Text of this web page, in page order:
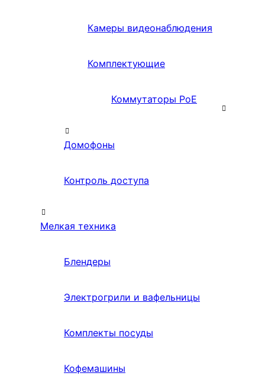
Камеры видеонаблюдения
Комплектующие
Коммутаторы PoE
Домофоны
Контроль доступа
Мелкая техника
Блендеры
Электрогрили и вафельницы
Комплекты посуды
Кофемашины